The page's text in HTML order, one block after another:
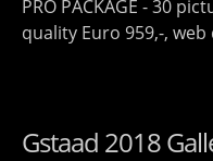
PRO PACKAGE - 30
quality Euro 959,-,
Gstaad 2018